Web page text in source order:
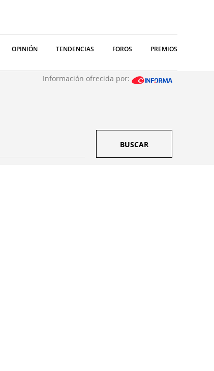
OPINIÓN TENDENCIAS FOROS PREMIOS
Información ofrecida por:
BUSCAR